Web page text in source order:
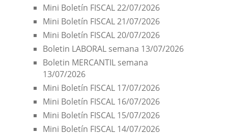
Mini Boletín FISCAL 22/07/2026
Mini Boletín FISCAL 21/07/2026
Mini Boletín FISCAL 20/07/2026
Boletin LABORAL semana 13/07/2026
Boletin MERCANTIL semana
13/07/2026
Mini Boletín FISCAL 17/07/2026
Mini Boletín FISCAL 16/07/2026
Mini Boletín FISCAL 15/07/2026
Mini Boletín FISCAL 14/07/2026